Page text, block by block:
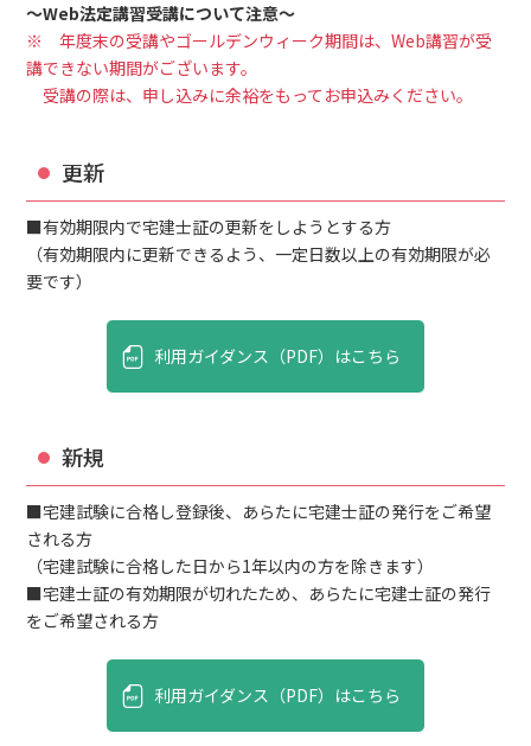
〜Web法定講習受講について注意〜
※ 年度末の受講やゴールデンウィーク期間は、Web講習が受
講できない期間がございます。
受講の際は、申し込みに余裕をもってお申込みください。
更新
■有効期限内で宅建士証の更新をしようとする方
（有効期限内に更新できるよう、一定日数以上の有効期限が必
要です）
利用ガイダンス（PDF）はこちら
新規
■宅建試験に合格し登録後、あらたに宅建士証の発行をご希望
される方
（宅建試験に合格した日から1年以内の方を除きます）
■宅建士証の有効期限が切れたため、あらたに宅建士証の発行
をご希望される方
利用ガイダンス（PDF）はこちら